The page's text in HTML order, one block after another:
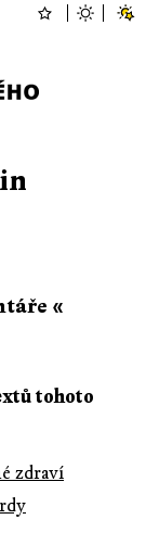
«
tohoto
zdraví